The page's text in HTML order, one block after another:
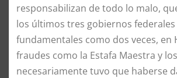
responsabilizan de todo lo malo,
los últimos tres gobiernos federales
fundamentales como dos veces, en
fraudes como la Estafa Maestra y
necesariamente tuvo que haberse